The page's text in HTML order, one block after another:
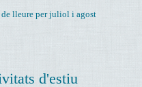
lleure per juliol i agost
d'estiu